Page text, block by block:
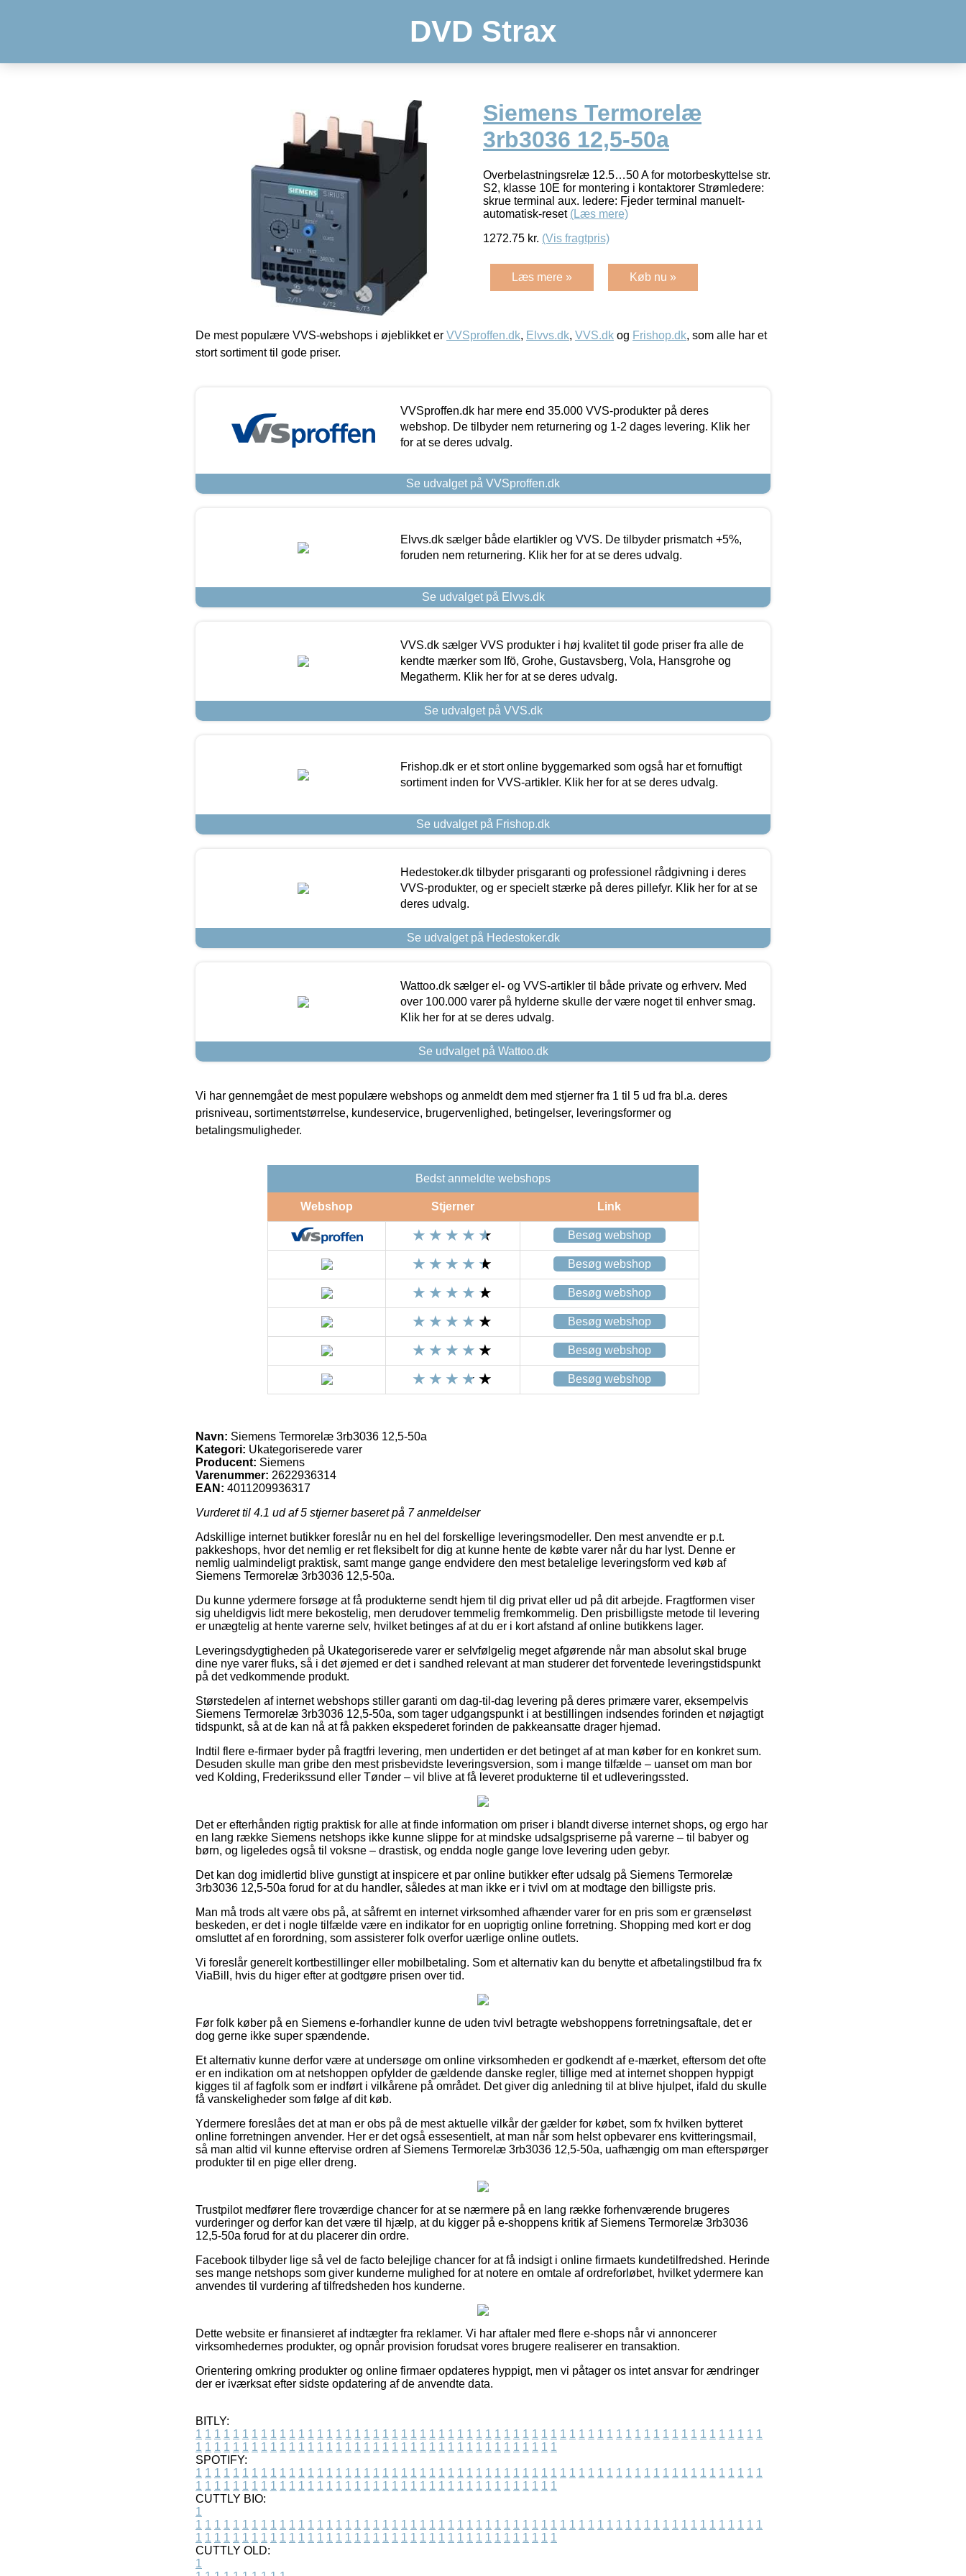
DVD Strax
Siemens Termorelæ
3rb3036 12,5-50a
Overbelastningsrelæ 12.5…50 A for motorbeskyttelse str.
S2, klasse 10E for montering i kontaktorer Strømledere:
skrue terminal aux. ledere: Fjeder terminal manuelt-
automatisk-reset (Læs mere)
1272.75 kr. (Vis fragtpris)
Læs mere » Køb nu »
De mest populære VVS-webshops i øjeblikket er VVSproffen.dk, Elvvs.dk, VVS.dk og Frishop.dk, som alle har et
stort sortiment til gode priser.
VVSproffen.dk har mere end 35.000 VVS-produkter på deres
webshop. De tilbyder nem returnering og 1-2 dages levering. Klik her
for at se deres udvalg.
Se udvalget på VVSproffen.dk
Elvvs.dk sælger både elartikler og VVS. De tilbyder prismatch +5%,
foruden nem returnering. Klik her for at se deres udvalg.
Se udvalget på Elvvs.dk
VVS.dk sælger VVS produkter i høj kvalitet til gode priser fra alle de
kendte mærker som Ifö, Grohe, Gustavsberg, Vola, Hansgrohe og
Megatherm. Klik her for at se deres udvalg.
Se udvalget på VVS.dk
Frishop.dk er et stort online byggemarked som også har et fornuftigt
sortiment inden for VVS-artikler. Klik her for at se deres udvalg.
Se udvalget på Frishop.dk
Hedestoker.dk tilbyder prisgaranti og professionel rådgivning i deres
VVS-produkter, og er specielt stærke på deres pillefyr. Klik her for at se
deres udvalg.
Se udvalget på Hedestoker.dk
Wattoo.dk sælger el- og VVS-artikler til både private og erhverv. Med
over 100.000 varer på hylderne skulle der være noget til enhver smag.
Klik her for at se deres udvalg.
Se udvalget på Wattoo.dk
Vi har gennemgået de mest populære webshops og anmeldt dem med stjerner fra 1 til 5 ud fra bl.a. deres
prisniveau, sortimentstørrelse, kundeservice, brugervenlighed, betingelser, leveringsformer og
betalingsmuligheder.
Bedst anmeldte webshops
Webshop Stjerner Link
Besøg webshop
Besøg webshop
Besøg webshop
Besøg webshop
Besøg webshop
Besøg webshop
Navn: Siemens Termorelæ 3rb3036 12,5-50a
Kategori: Ukategoriserede varer
Producent: Siemens
Varenummer: 2622936314
EAN: 4011209936317
Vurderet til 4.1 ud af 5 stjerner baseret på 7anmeldelser
Adskillige internet butikker foreslår nu en hel del forskellige leveringsmodeller. Den mest anvendte er p.t.
pakkeshops, hvor det nemlig er ret fleksibelt for dig at kunne hente de købte varer når du har lyst. Denne er
nemlig ualmindeligt praktisk, samt mange gange endvidere den mest betalelige leveringsform ved køb af
Siemens Termorelæ 3rb3036 12,5-50a.
Du kunne ydermere forsøge at få produkterne sendt hjem til dig privat eller ud på dit arbejde. Fragtformen viser
sig uheldigvis lidt mere bekostelig, men derudover temmelig fremkommelig. Den prisbilligste metode til levering
er unægtelig at hente varerne selv, hvilket betinges af at du er i kort afstand af online butikkens lager.
Leveringsdygtigheden på Ukategoriserede varer er selvfølgelig meget afgørende når man absolut skal bruge
dine nye varer fluks, så i det øjemed er det i sandhed relevant at man studerer det forventede leveringstidspunkt
på det vedkommende produkt.
Størstedelen af internet webshops stiller garanti om dag-til-dag levering på deres primære varer, eksempelvis
Siemens Termorelæ 3rb3036 12,5-50a, som tager udgangspunkt i at bestillingen indsendes forinden et nøjagtigt
tidspunkt, så at de kan nå at få pakken ekspederet forinden de pakkeansatte drager hjemad.
Indtil flere e-firmaer byder på fragtfri levering, men undertiden er det betinget af at man køber for en konkret sum.
Desuden skulle man gribe den mest prisbevidste leveringsversion, som i mange tilfælde – uanset om man bor
ved Kolding, Frederikssund eller Tønder – vil blive at få leveret produkterne til et udleveringssted.
Det er efterhånden rigtig praktisk for alle at finde information om priser i blandt diverse internet shops, og ergo har
en lang række Siemens netshops ikke kunne slippe for at mindske udsalgspriserne på varerne – til babyer og
børn, og ligeledes også til voksne – drastisk, og endda nogle gange love levering uden gebyr.
Det kan dog imidlertid blive gunstigt at inspicere et par online butikker efter udsalg på Siemens Termorelæ
3rb3036 12,5-50a forud for at du handler, således at man ikke er i tvivl om at modtage den billigste pris.
Man må trods alt være obs på, at såfremt en internet virksomhed afhænder varer for en pris som er grænseløst
beskeden, er det i nogle tilfælde være en indikator for en uoprigtig online forretning. Shopping med kort er dog
omsluttet af en forordning, som assisterer folk overfor uærlige online outlets.
Vi foreslår generelt kortbestillinger eller mobilbetaling. Som et alternativ kan du benytte et afbetalingstilbud fra fx
ViaBill, hvis du higer efter at godtgøre prisen over tid.
Før folk køber på en Siemens e-forhandler kunne de uden tvivl betragte webshoppens forretningsaftale, det er
dog gerne ikke super spændende.
Et alternativ kunne derfor være at undersøge om online virksomheden er godkendt af e-mærket, eftersom det ofte
er en indikation om at netshoppen opfylder de gældende danske regler, tillige med at internet shoppen hyppigt
kigges til af fagfolk som er indført i vilkårene på området. Det giver dig anledning til at blive hjulpet, ifald du skulle
få vanskeligheder som følge af dit køb.
Ydermere foreslåes det at man er obs på de mest aktuelle vilkår der gælder for købet, som fx hvilken bytteret
online forretningen anvender. Her er det også essesentielt, at man når som helst opbevarer ens kvitteringsmail,
så man altid vil kunne eftervise ordren af Siemens Termorelæ 3rb3036 12,5-50a, uafhængig om man efterspørger
produkter til en pige eller dreng.
Trustpilot medfører flere troværdige chancer for at se nærmere på en lang række forhenværende brugeres
vurderinger og derfor kan det være til hjælp, at du kigger på e-shoppens kritik af Siemens Termorelæ 3rb3036
12,5-50a forud for at du placerer din ordre.
Facebook tilbyder lige så vel de facto belejlige chancer for at få indsigt i online firmaets kundetilfredshed. Herinde
ses mange netshops som giver kunderne mulighed for at notere en omtale af ordreforløbet, hvilket ydermere kan
anvendes til vurdering af tilfredsheden hos kunderne.
Dette website er finansieret af indtægter fra reklamer. Vi har aftaler med flere e-shops når vi annoncerer
virksomhedernes produkter, og opnår provision forudsat vores brugere realiserer en transaktion.
Orientering omkring produkter og online firmaer opdateres hyppigt, men vi påtager os intet ansvar for ændringer
der er iværksat efter sidste opdatering af de anvendte data.
BITLY:
1 1 1 1 1 1 1 1 1 1 1 1 1 1 1 1 1 1 1 1 1 1 1 1 1 1 1 1 1 1 1 1 1 1 1 1 1 1 1 1 1 1 1 1 1 1 1 1 1 1 1 1 1 1 1 1 1 1 1 1 1
1 1 1 1 1 1 1 1 1 1 1 1 1 1 1 1 1 1 1 1 1 1 1 1 1 1 1 1 1 1 1 1 1 1 1 1 1 1 1
SPOTIFY:
1 1 1 1 1 1 1 1 1 1 1 1 1 1 1 1 1 1 1 1 1 1 1 1 1 1 1 1 1 1 1 1 1 1 1 1 1 1 1 1 1 1 1 1 1 1 1 1 1 1 1 1 1 1 1 1 1 1 1 1 1
1 1 1 1 1 1 1 1 1 1 1 1 1 1 1 1 1 1 1 1 1 1 1 1 1 1 1 1 1 1 1 1 1 1 1 1 1 1 1
CUTTLY BIO:
1
1 1 1 1 1 1 1 1 1 1 1 1 1 1 1 1 1 1 1 1 1 1 1 1 1 1 1 1 1 1 1 1 1 1 1 1 1 1 1 1 1 1 1 1 1 1 1 1 1 1 1 1 1 1 1 1 1 1 1 1 1
1 1 1 1 1 1 1 1 1 1 1 1 1 1 1 1 1 1 1 1 1 1 1 1 1 1 1 1 1 1 1 1 1 1 1 1 1 1 1
CUTTLY OLD:
1